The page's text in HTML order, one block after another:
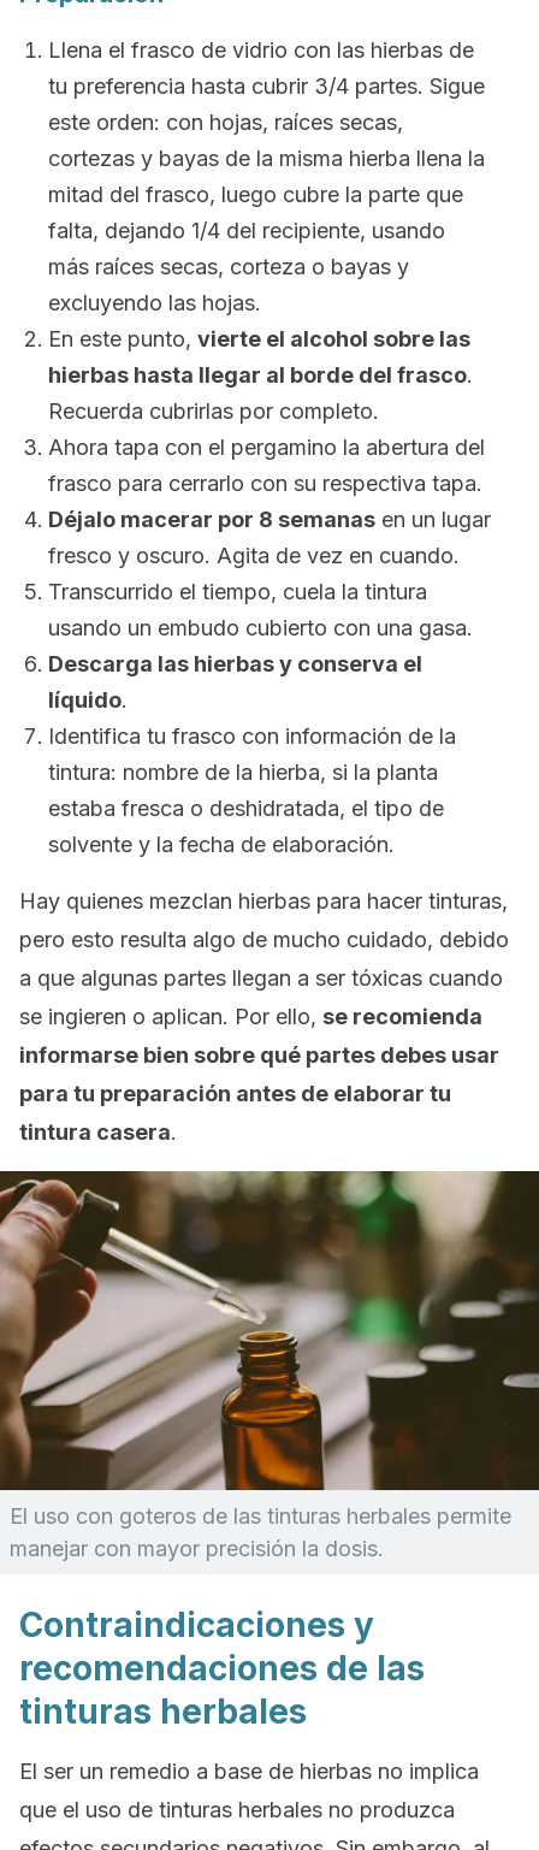
Llena el frasco de vidrio con las hierbas de
tu preferencia hasta cubrir 3/4 partes. Sigue
este orden: con hojas, raíces secas,
cortezas y bayas de la misma hierba llena la
mitad del frasco, luego cubre la parte que
falta, dejando 1/4 del recipiente, usando
más raíces secas, corteza o bayas y
excluyendo las hojas.
En este punto, vierte el alcohol sobre las
hierbas hasta llegar al borde del frasco.
Recuerda cubrirlas por completo.
Ahora tapa con el pergamino la abertura del
frasco para cerrarlo con su respectiva tapa.
Déjalo macerar por 8 semanas en un lugar
fresco y oscuro. Agita de vez en cuando.
Transcurrido el tiempo, cuela la tintura
usando un embudo cubierto con una gasa.
Descarga las hierbas y conserva el
líquido.
Identifica tu frasco con información de la
tintura: nombre de la hierba, si la planta
estaba fresca o deshidratada, el tipo de
solvente y la fecha de elaboración.
Hay quienes mezclan hierbas para hacer tinturas,
pero esto resulta algo de mucho cuidado, debido
a que algunas partes llegan a ser tóxicas cuando
se ingieren o aplican. Por ello, se recomienda
informarse bien sobre qué partes debes usar
para tu preparación antes de elaborar tu
tintura casera.
El uso con goteros de las tinturas herbales permite
manejar con mayor precisión la dosis.
Contraindicaciones y
recomendaciones de las
tinturas herbales
El ser un remedio a base de hierbas no implica
que el uso de tinturas herbales no produzca